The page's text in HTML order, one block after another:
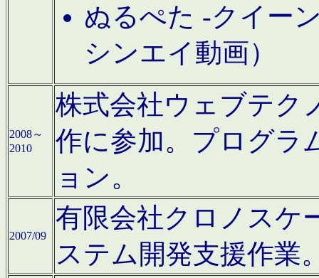
ぬるぺた -クイー
シンエイ動画）
2008～
2010
株式会社ウェブテク
作に参加。プログラ
ョン。
2007/09
有限会社クロノスケ
ステム開発支援作業